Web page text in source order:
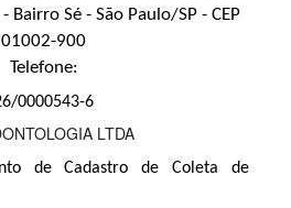
Bairro Sé - São Paulo/SP - CEP
01002-900
Telefone:
0000543-6
LTDA
de Cadastro de Coleta de